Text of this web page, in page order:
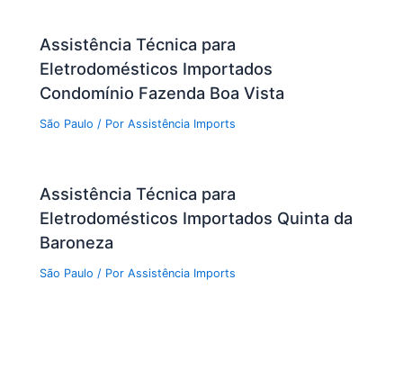
Assistência Técnica para
Eletrodomésticos Importados
Condomínio Fazenda Boa Vista
São Paulo / PorAssistência Imports
Assistência Técnica para
Eletrodomésticos Importados Quinta da
Baroneza
São Paulo / PorAssistência Imports